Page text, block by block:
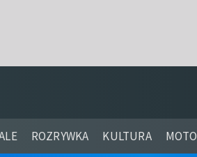
ROZRYWKA KULTURA MOTO